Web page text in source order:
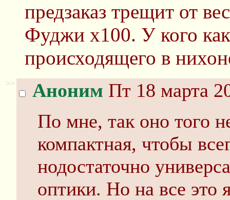
предзаказ трещит от
Фуджи х100. У кого
происходящего в
>> Аноним Пт 18 марта
По мне, так оно того
компактная, чтобы
нодостаточно
оптики. Но на все это